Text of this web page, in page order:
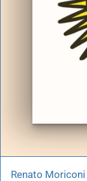
Renato Moriconi